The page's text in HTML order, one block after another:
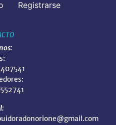
Registrarse